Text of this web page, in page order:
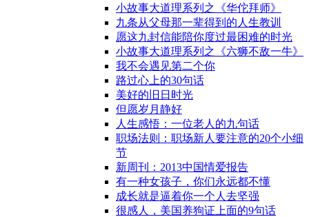
小故事大道理系列之《华佗拜师》
九条从父母那一辈得到的人生教训
愿这九封信能陪你度过最困难的时光
小故事大道理系列之《六狮不敌一牛》
我不会遇见第二个你
路过心上的30句话
美好的旧日时光
但愿岁月静好
人生感悟：一位老人的九句话
职场法则：职场新人要注意的20个小细
节
新周刊：2013中国情爱报告
有一种女孩子，你们永远都不懂
成长就是逼着你一个人去坚强
很感人，美国养狗证上面的9句话